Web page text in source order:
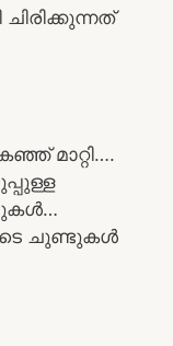
മാറ്റി….
ചുണ്ടുകൾ